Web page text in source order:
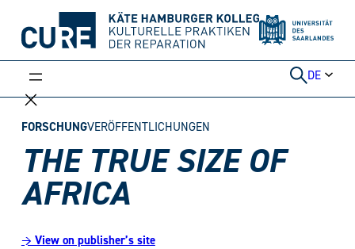
Inhalt
DE
FORSCHUNGVERÖFFENTLICHUNGEN
THE TRUE SIZE OF
AFRICA
→ View on publisher’s site